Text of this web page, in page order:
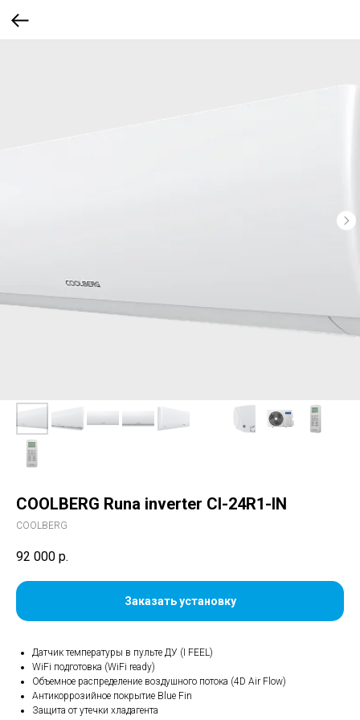
СOOLBERG Runa inverter CI-24R1-IN
СOOLBERG
92 000 р.
Заказать установку
Датчик температуры в пульте ДУ (I FEEL)
WiFi подготовка (WiFi ready)
Объемное распределение воздушного потока (4D Air Flow)
Антикоррозийное покрытие Blue Fin
Защита от утечки хладагента